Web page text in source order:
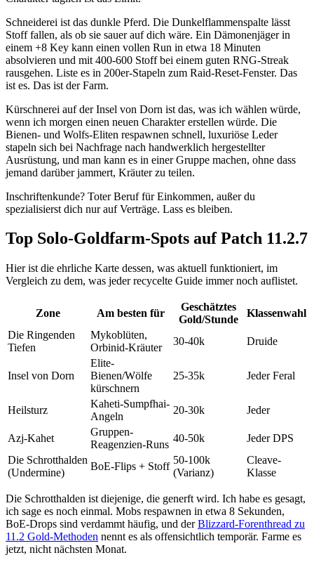
Schneiderei ist das dunkle Pferd. Die Dunkelflammenspalte lässt
Stoff fallen, als ob sie sauer auf dich wäre. Ein Dämonenjäger in
einem +8 Key kann einen vollen Run in etwa 18 Minuten
absolvieren und mit 400-600 Stoff bei einem guten RNG-Streak
rausgehen. Liste es in 200er-Stapeln zum Raid-Reset-Fenster. Das
ist es. Das ist der Farm.
Kürschnerei auf der Insel von Dorn ist das, was ich wählen würde,
wenn ich morgen einen neuen Charakter erstellen würde. Die
Bienen- und Wolfs-Eliten respawnen schnell, luxuriöse Leder
stapeln sich bei Nachfrage nach handwerklich hergestellter
Ausrüstung, und man kann es in einer Gruppe machen, ohne dass
jemand darüber jammert, Kräuter zu teilen.
Inschriftenkunde? Toter Beruf für Einkommen, außer du
spezialisierst dich nur auf Verträge. Lass es bleiben.
Top Solo-Goldfarm-Spots auf Patch 11.2.7
Hier ist die ehrliche Karte dessen, was aktuell funktioniert, im
Vergleich zu dem, was jeder recycelte Guide immer noch auflistet.
Zone Am besten für
Geschätztes
Gold/Stunde
Klassenwahl
Die Ringenden
Tiefen
Mykoblüten,
Orbinid-Kräuter
30-40k Druide
Insel von Dorn
Elite-
Bienen/Wölfe
kürschnern
25-35k Jeder Feral
Heilsturz
Kaheti-Sumpfhai-
Angeln
20-30k Jeder
Azj-Kahet
Gruppen-
Reagenzien-Runs
40-50k
Jeder DPS
Die Schrotthalden
(Undermine)
BoE-Flips + Stoff
50-100k
(Varianz)
Cleave-
Klasse
Die Schrotthalden ist diejenige, die generft wird. Ich habe es gesagt,
ich sage es noch einmal. Mobs respawnen in etwa 8 Sekunden,
BoE-Drops sind verdammt häufig, und derBlizzard-Forenthread zu
11.2 Gold-Methoden nennt es als offensichtlich temporär. Farme es
jetzt, nicht nächsten Monat.